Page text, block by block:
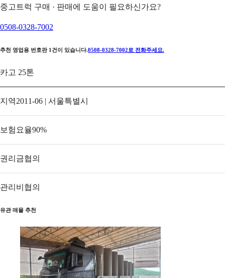
중고트럭 구매 · 판매에 도움이 필요하신가요?
0508-0328-7002
추천 영업용 번호판 1 건이 있습니다.0508-0328-7002 로 전화주세요.
카고 25톤
지역2011-06 | 서울특별시
보험요율90%
권리금협의
관리비 협의
유관 매물 추천